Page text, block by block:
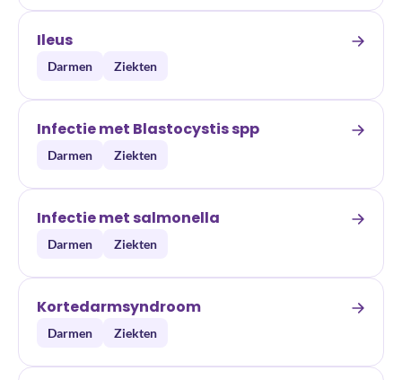
Ileus
Darmen Ziekten
Infectie met Blastocystis spp
Darmen Ziekten
Infectie met salmonella
Darmen Ziekten
Kortedarmsyndroom
Darmen Ziekten